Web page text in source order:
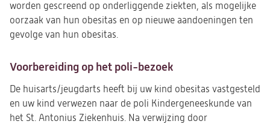
worden gescreend op onderliggende ziekten, als mogelijke
oorzaak van hun obesitas en op nieuwe aandoeningen ten
gevolge van hun obesitas.
Voorbereiding op het poli-bezoek
De huisarts/jeugdarts heeft bij uw kind obesitas vastgesteld
en uw kind verwezen naar de poli Kindergeneeskunde van
het St. Antonius Ziekenhuis. Na verwijzing door